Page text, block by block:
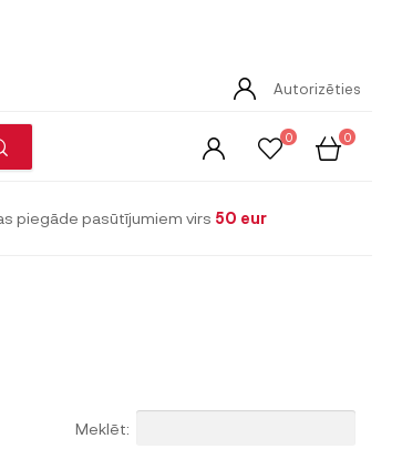
Autorizēties
0 0
piegāde pasūtījumiem virs 50 eur
Meklēt: